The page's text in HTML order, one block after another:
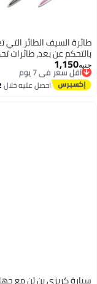
طائرة السيف الطائر التي
بالتحكم عن بعد، طائرات
16 عامًا، طائرات تحكم عن
بإضاءة، لعبة طائرة مقاتلة
جنيه1,150
أقل سعر في 7 يوم
توصيل مجاني
أقل سعر في 7 يوماحصل عليه خلال
سيارة كريزي بن تن مع